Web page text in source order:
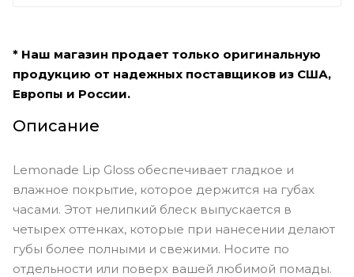
* Наш магазин продает только оригинальную
продукцию от надежных поставщиков из США,
Европы и России.
Описание
Lemonade Lip Gloss обеспечивает гладкое и
влажное покрытие, которое держится на губах
часами. Этот нелипкий блеск выпускается в
четырех оттенках, которые при нанесении делают
губы более полными и свежими. Носите по
отдельности или поверх вашей любимой помады.